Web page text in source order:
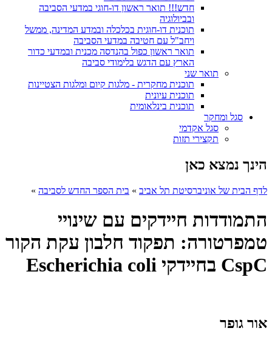
חדש!!! תואר ראשון דו-חוגי במדעי הסביבה
ובביולוגיה
תוכנית דו-חוגית בכלכלה ובמדע המדינה, ממשל
ויחב"ל עם חטיבה במדעי הסביבה
תואר ראשון כפול בהנדסה מכנית ובמדעי כדור
הארץ עם הדגש בלימודי סביבה
תואר שני
תוכנית מחקרית - מלגות קיום ומלגות הצטיינות
תוכנית עיונית
תוכנית בינלאומית
סגל ומחקר
סגל אקדמי
תקצירי תזות
הינך נמצא כאן
לדף הבית של אוניברסיטת תל אביב » בית הספר החדש לסביבה »
התמודדות חיידקים עם שינויי
טמפרטורה: תפקוד חלבון עקת הקור
CspC בחיידקי Escherichia coli
אור גופר